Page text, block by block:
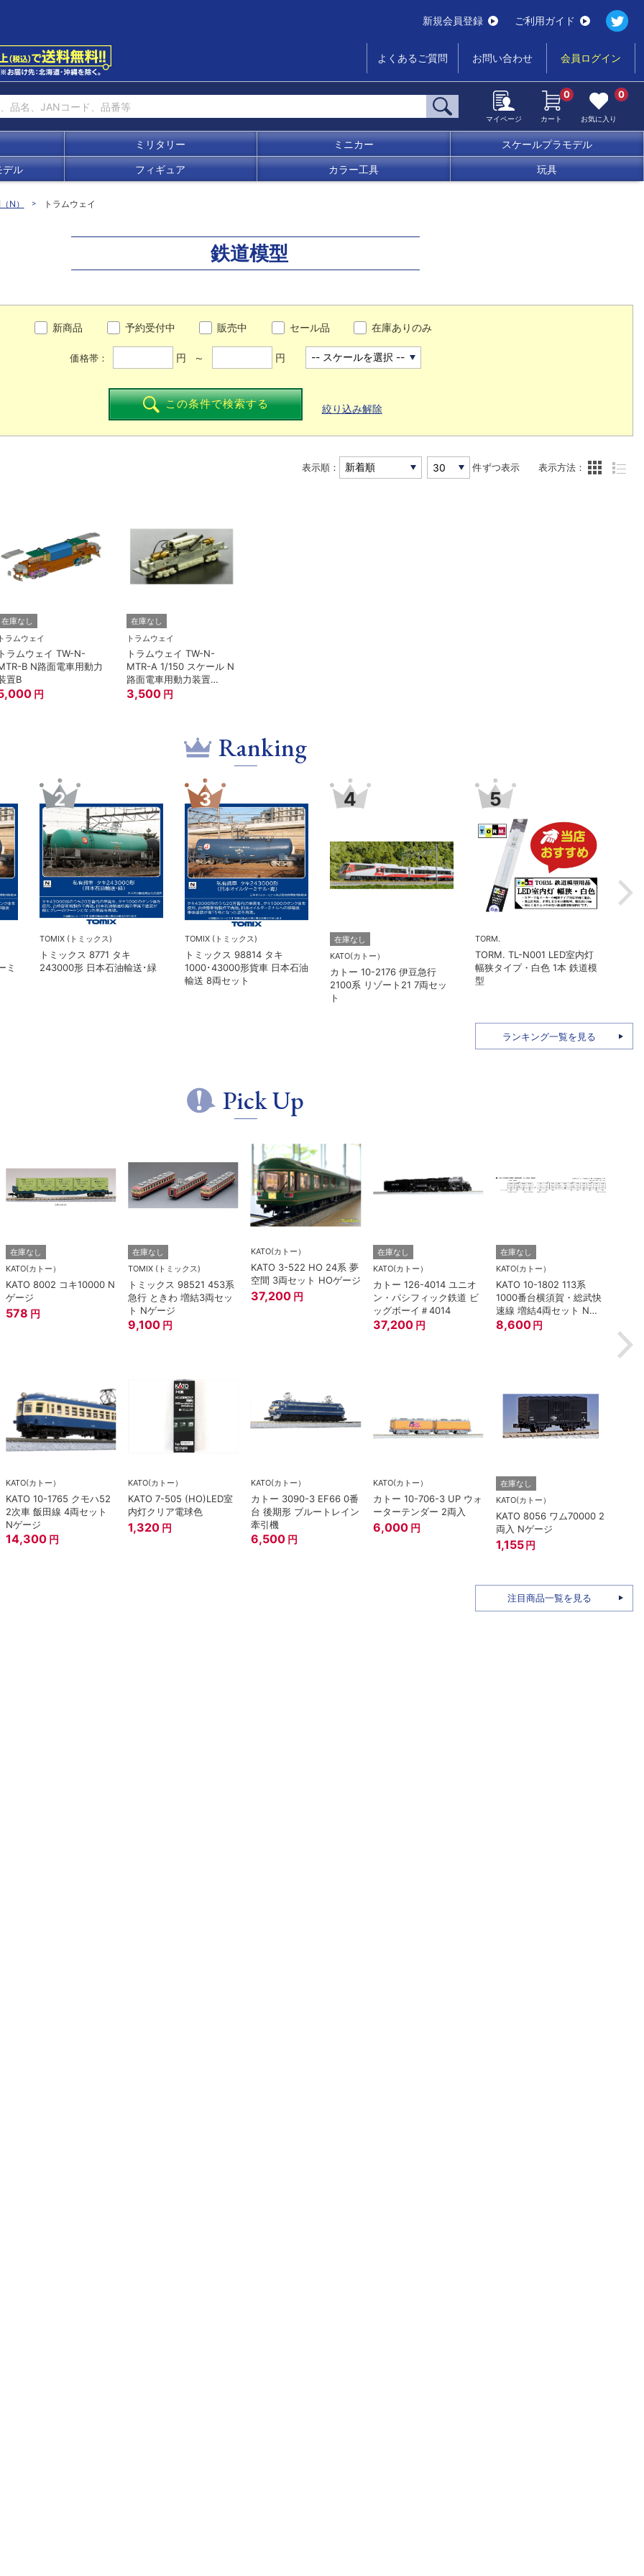
新規会員登録 ご利用ガイド
よくあるご質問 お問い合わせ 会員ログイン
マイページ カート
0
お気に入り
0
ミリタリー ミニカー スケールプラモデル
デル フィギュア カラー工具 玩具
N） トラムウェイ
鉄道模型
新商品 予約受付中 販売中 セール品 在庫ありのみ
価格帯： 円 ～ 円
この条件で検索する 絞り込み解除
表示順： 件ずつ表示 表示方法：
在庫なし
ラムウェイ
ラムウェイ TW-N-
B N路面電車用動力
置B
円
在庫なし
トラムウェイ
トラムウェイ TW-N-
MTR-A 1/150 スケール N
路面電車用動力装置
（A）
3,500 円
Ranking
急行
5
TORM.
TORM. TL-N001 LED室内灯
幅狭タイプ・白色 1本 鉄道模
6
在庫なし
KATO(カトー）
カトー 5281 オハ14 国鉄仕
様
MICROACE(マイクロエース)
マイクロエース A2262 伊豆
急2100系 5次車 アルファ・
TORM. TL-N013 LED室内灯
Kタイプ・白色 1本 鉄道模型
ランキング一覧を見る
Pick Up
在庫なし
KATO(カトー）
KATO 8002 コキ10000 N
ゲージ
578 円
在庫なし
TOMIX (トミックス)
トミックス 98521 453系
急行 ときわ 増結3両セッ
ト Nゲージ
9,100 円
KATO(カトー）
KATO 3-522 HO 24系 夢
空間 3両セット HOゲージ
37,200 円
在庫なし
KATO(カトー）
カトー 126-4014 ユニオ
ン・パシフィック鉄道 ビ
ッグボーイ＃4014
37,200 円
在庫なし
KATO(カトー）
KATO 10-1802 113系
1000番台横須賀・総武快
速線 増結4両セット Nゲ
ージ
8,600 円
KATO(カトー）
KATO 10-1765 クモハ52
2次車 飯田線 4両セット
Nゲージ
14,300 円
KATO(カトー）
KATO 7-505 (HO)LED室
内灯クリア電球色
1,320 円
KATO(カトー）
カトー 3090-3 EF66 0番
台 後期形 ブルートレイン
牽引機
6,500 円
KATO(カトー）
カトー 10-706-3 UP ウォ
ーターテンダー 2両入
6,000 円
在庫なし
KATO(カトー）
KATO 8056 ワム70000 2
両入 Nゲージ
1,155 円
注目商品一覧を見る